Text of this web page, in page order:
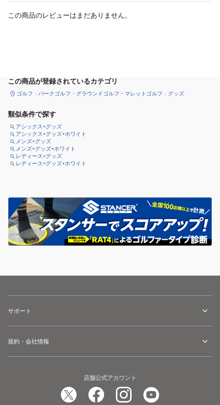
この商品のレビューはまだありません。
この商品が登録されているカテゴリ
ゴルフ パークゴルフ・グラウンドゴルフ・マレットゴルフ グッズ
類似条件で探す
アシックス×グッズ
アシックス×グッズ×ホワイト
メンズ×グッズ
メンズ×グッズ×ホワイト
レディース×グッズ
レディース×グッズ×ホワイト
サポート
規約・会社情報
店舗公式アカウント